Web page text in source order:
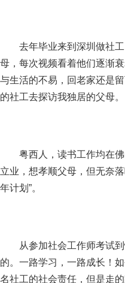
去年毕业来到深圳做社
母，每次视频看着他们逐渐
与生活的不易，回老家还是
的社工去探访我独居的父母。
粤西人，读书工作均在
立业，想孝顺父母，但无奈
年计划”。
从参加社会工作师考试
的。一路学习，一路成长！
名社工的社会责任，但是走